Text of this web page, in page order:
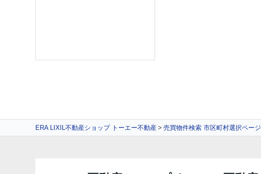
ERA LIXIL不動産ショップ トーエー不動産 売買物件検索 市区町村選択ページ